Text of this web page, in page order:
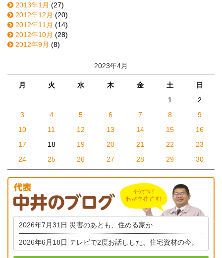
2013年1月 (27)
2012年12月 (20)
2012年11月 (14)
2012年10月 (28)
2012年9月 (8)
2023年4月
月 火 水 木 金 土
日
1
2
3
4 5 6 7 8
9
10
11 12 13 14 15
16
17
18 19 20 21 22
23
24
25 26 27 28 29 30
2026年7月31日 災害のあとも、住める家か
2026年6月18日 テレビで2度お話しした、住宅資材の今。